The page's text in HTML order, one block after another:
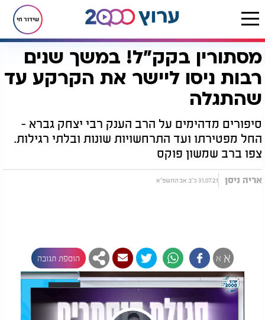
שידור חי
דף הבית יהדות מיסטיקה וקבלה מסתורין בקק"ל! במשך שנים רבות ניסו ליישר את הקרקע עד שהתגלה
מסתורין בקק"ל! במשך שנים
רבות ניסו ליישר את הקרקע עד
שהתגלה
סיפורים מדהימים על הרב הענק רבי יצחק גברא -
החל מפטירתו ועד התרחשויות שונות ובלתי רגילות.
צפו ברב שמשון פוקס
אריה ניסן 31.07.21 כ"ב אב התשפ"א
א א הוספת תגובה